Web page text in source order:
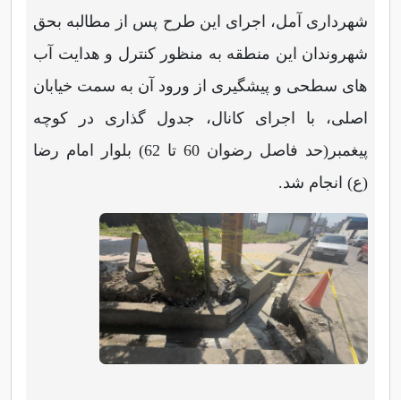
شهرداری آمل، اجرای این طرح پس از مطالبه بحق
شهروندان این منطقه به منظور کنترل و هدایت آب
های سطحی و پیشگیری از ورود آن به سمت خیابان
اصلی، با اجرای کانال، جدول گذاری در کوچه
پیغمبر(حد فاصل رضوان 60 تا 62) بلوار امام رضا
(ع) انجام شد.